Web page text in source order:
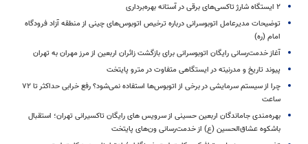
۲ ایستگاه شارژ تاکسی‌های برقی در آستانه بهره‌برداری
توضیحات مدیرعامل اتوبوسرانی درباره ترخیص اتوبوس‌های چینی از منطقه آزاد فرودگاه
امام (ره)
آغاز خدمت‌رسانی رایگان اتوبوسرانی برای بازگشت زائران اربعین از مرز مهران به تهران
پیوند تاریخ و مدرنیته در ایستگاهی متفاوت در مترو پایتخت
چرا از سیستم سرمایشی در برخی از اتوبوس‌ها استفاده نمی‌شود؟ رفع خرابی حداکثر تا ۷۲
ساعت
بهره‌مندی جاماندگان اربعین حسینی از سرویس‌ های رایگان تاکسیرانی تهران؛ استقبال
باشکوه عشاق‌الحسین (ع) از خدمت‌رسانی ون‌های پایتخت